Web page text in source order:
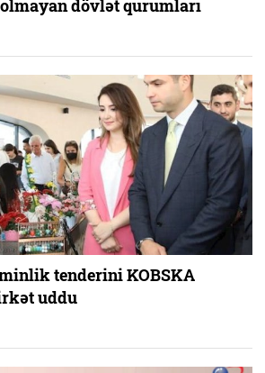
dövlət qurumları
minlik tenderini KOBSKA
uddu